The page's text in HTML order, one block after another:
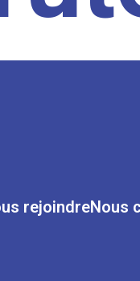
rejoindreNous